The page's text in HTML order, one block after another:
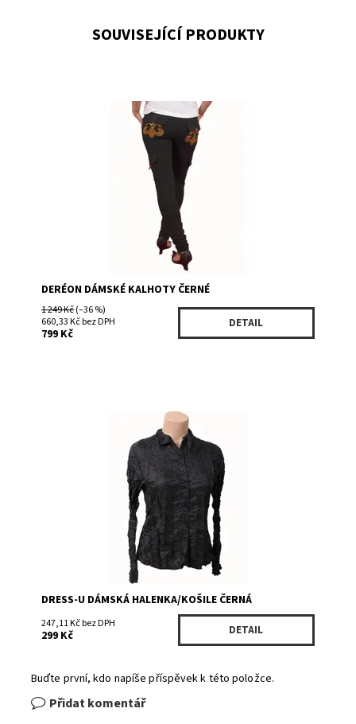
SOUVISEJÍCÍ PRODUKTY
Skladem 1
D101813DPBK
Deréon by Beyoncé
DERÉON DÁMSKÉ KALHOTY ČERNÉ
1 249 Kč(–36 %)
660,33 Kč bez DPH
799 Kč
DETAIL
Skladem 2
3344BK
DRESS-U
DRESS-U DÁMSKÁ HALENKA/KOŠILE ČERNÁ
247,11 Kč bez DPH
299 Kč DETAIL
Buďte první, kdo napíše příspěvek k této položce.
Přidat komentář